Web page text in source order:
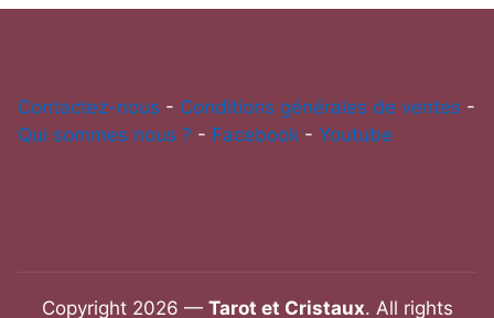
Contactez-nous - Conditions générales de ventes -
Qui sommes nous ? - Facebook - Youtube
Copyright 2026 — Tarot et Cristaux. All rights